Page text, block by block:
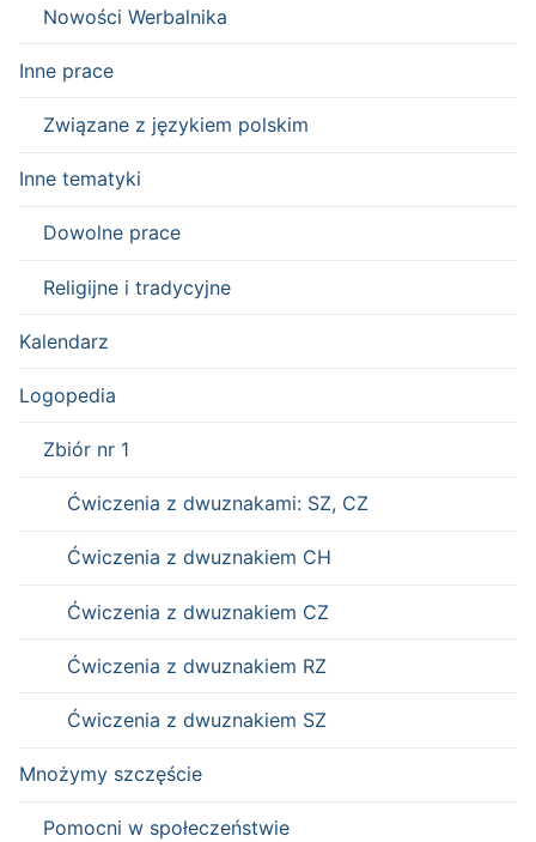
Nowości Werbalnika
Inne prace
Związane z językiem polskim
Inne tematyki
Dowolne prace
Religijne i tradycyjne
Kalendarz
Logopedia
Zbiór nr 1
Ćwiczenia z dwuznakami: SZ, CZ
Ćwiczenia z dwuznakiem CH
Ćwiczenia z dwuznakiem CZ
Ćwiczenia z dwuznakiem RZ
Ćwiczenia z dwuznakiem SZ
Mnożymy szczęście
Pomocni w społeczeństwie